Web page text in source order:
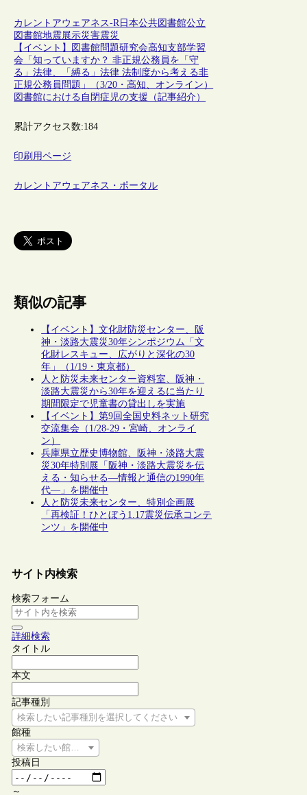
カレントアウェアネス-R 日本公共図書館公立
図書館地震展示災害震災
【イベント】図書館問題研究会高知支部学習
会「知っていますか？ 非正規公務員を「守
る」法律、「縛る」法律 法制度から考える非
正規公務員問題」（3/20・高知、オンライン）
図書館における自閉症児の支援（記事紹介）
累計アクセス数:184
印刷用ページ
カレントアウェアネス・ポータル
類似の記事
【イベント】文化財防災センター、阪
神・淡路大震災30年シンポジウム「文
化財レスキュー、広がりと深化の30
年」（1/19・東京都）
人と防災未来センター資料室、阪神・
淡路大震災から30年を迎えるに当たり
期間限定で児童書の貸出しを実施
【イベント】第9回全国史料ネット研究
交流集会（1/28-29・宮崎、オンライ
ン）
兵庫県立歴史博物館、阪神・淡路大震
災30年特別展「阪神・淡路大震災を伝
える・知らせる―情報と通信の1990年
代―」を開催中
人と防災未来センター、特別企画展
「再検証！ひとぼう1.17震災伝承コンテ
ンツ」を開催中
サイト内検索
検索フォーム
詳細検索
タイトル
本文
記事種別
検索したい記事種別を選択してください
館種
検索したい館種を選択してください
投稿日
～